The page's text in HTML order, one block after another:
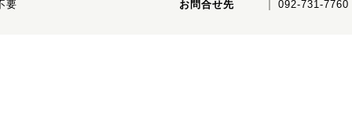
要 お問合せ先 092-731-7760